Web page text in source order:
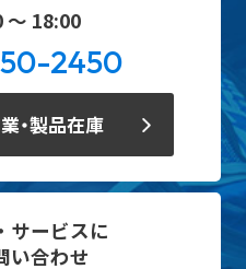
～ 18:00
2450
・製品在庫
サービスに
い合わせ